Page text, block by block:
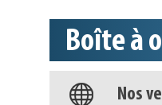
Boîte à
Base
Nos